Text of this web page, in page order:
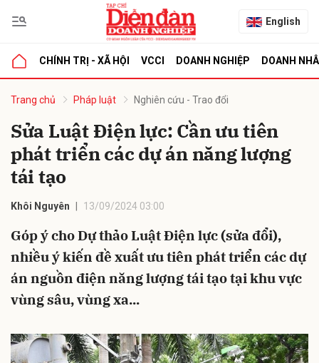
English
CHÍNH TRỊ - XÃ HỘI VCCI DOANH NGHIỆP DOANH
Trang chủ Pháp luật Nghiên cứu - Trao đổi
Sửa Luật Điện lực: Cần ưu tiên
phát triển các dự án năng lượng
tái tạo
Khôi Nguyên 13/09/2024 03:00
Góp ý cho Dự thảo Luật Điện lực (sửa đổi),
nhiều ý kiến đề xuất ưu tiên phát triển các dự
án nguồn điện năng lượng tái tạo tại khu vực
vùng sâu, vùng xa...
luận
Hủy